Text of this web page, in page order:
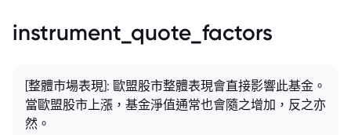
instrument_quote_factors
[整體市場表現]: 歐盟股市整體表現會直接影響此基金。
當歐盟股市上漲，基金淨值通常也會隨之增加，反之亦
然。